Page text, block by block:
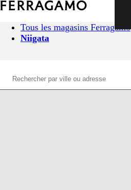
Tous les magasins Ferragamo
Niigata